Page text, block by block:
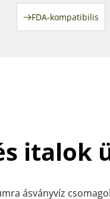
FDA-kompatibilis
italok
ásványvíz